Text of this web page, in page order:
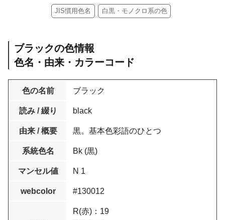
JIS慣用色名 白黒・モノクロ系の色
ブラックの色情報
色名・由来・カラーコード
色の名前 ブラック
読み / 綴り black
由来 / 概要 黒。基本色彩語のひとつ
系統色名 Bk (黒)
マンセル値 N 1
webcolor #130012
R(赤)：19